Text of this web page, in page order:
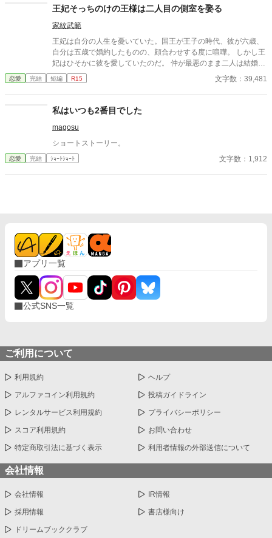
決意し、国を去ろうとする。 しかしその道中、レイアー嬢の実
家の襲撃に遭い、スノーは命を落とす寸前、自身の命と引き換え
に広域回復魔法で多くの命を救う。 これでスノーの、人生は終
わりのはずだった。 だが次に目を覚ますと、スノーは三年前の
結婚式当日に戻っていた。何度死んでも、何度拒絶しても、結婚
式の誓いの瞬間へと戻される。 番から逃れようと、スノーは何
王妃そっちのけの王様は二人目の側室を娶る
家紋武範
王妃は自分の人生を憂いていた。国王が王子の時代、彼が六歳、
自分は五歳で婚約したものの、顔合わせする度に喧嘩。 しかし王
妃はひそかに彼を愛していたのだ。 仲が最悪のまま二人は結婚
し、結婚生活が始まるが当然国王は王妃の部屋に来ることはな
い。 そればかりか国王は側室を持ち、さらに二人目の側室を王宮
恋愛 完結 短編 R15 文字数：39,481
私はいつも2番目でした
magosu
ショートストーリー。
恋愛 完結 ｼｮｰﾄｼｮｰﾄ 文字数：1,912
アプリ一覧
公式SNS一覧
ご利用について
利用規約 ヘルプ
アルファコイン利用規約 投稿ガイドライン
レンタルサービス利用規約 プライバシーポリシー
スコア利用規約 お問い合わせ
特定商取引法に基づく表示 利用者情報の外部送信について
会社情報
会社情報 IR情報
採用情報 書店様向け
ドリームブッククラブ